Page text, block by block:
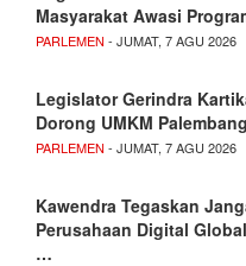
Masyarakat Awasi
PARLEMEN - JUMAT, 7 AGU 2026
Legislator Gerindra
Dorong UMKM
PARLEMEN - JUMAT, 7 AGU 2026
Kawendra Tegaskan
Perusahaan Digital
…